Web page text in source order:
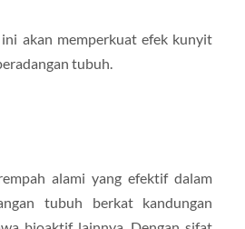
akan memperkuat efek kunyit
tubuh.
alami yang efektif dalam
tubuh berkat kandungan